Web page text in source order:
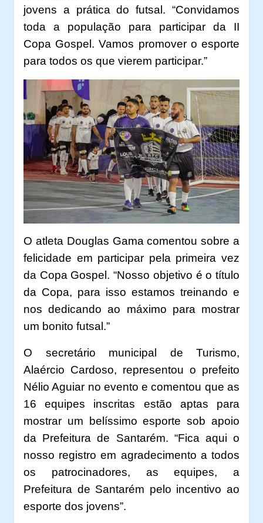
jovens a prática do futsal. “Convidamos
toda a população para participar da II
Copa Gospel. Vamos promover o esporte
para todos os que vierem participar.”
O atleta Douglas Gama comentou sobre a
felicidade em participar pela primeira vez
da Copa Gospel. “Nosso objetivo é o título
da Copa, para isso estamos treinando e
nos dedicando ao máximo para mostrar
um bonito futsal.”
O secretário municipal de Turismo,
Alaércio Cardoso, representou o prefeito
Nélio Aguiar no evento e comentou que as
16 equipes inscritas estão aptas para
mostrar um belíssimo esporte sob apoio
da Prefeitura de Santarém. “Fica aqui o
nosso registro em agradecimento a todos
os patrocinadores, as equipes, a
Prefeitura de Santarém pelo incentivo ao
esporte dos jovens”.